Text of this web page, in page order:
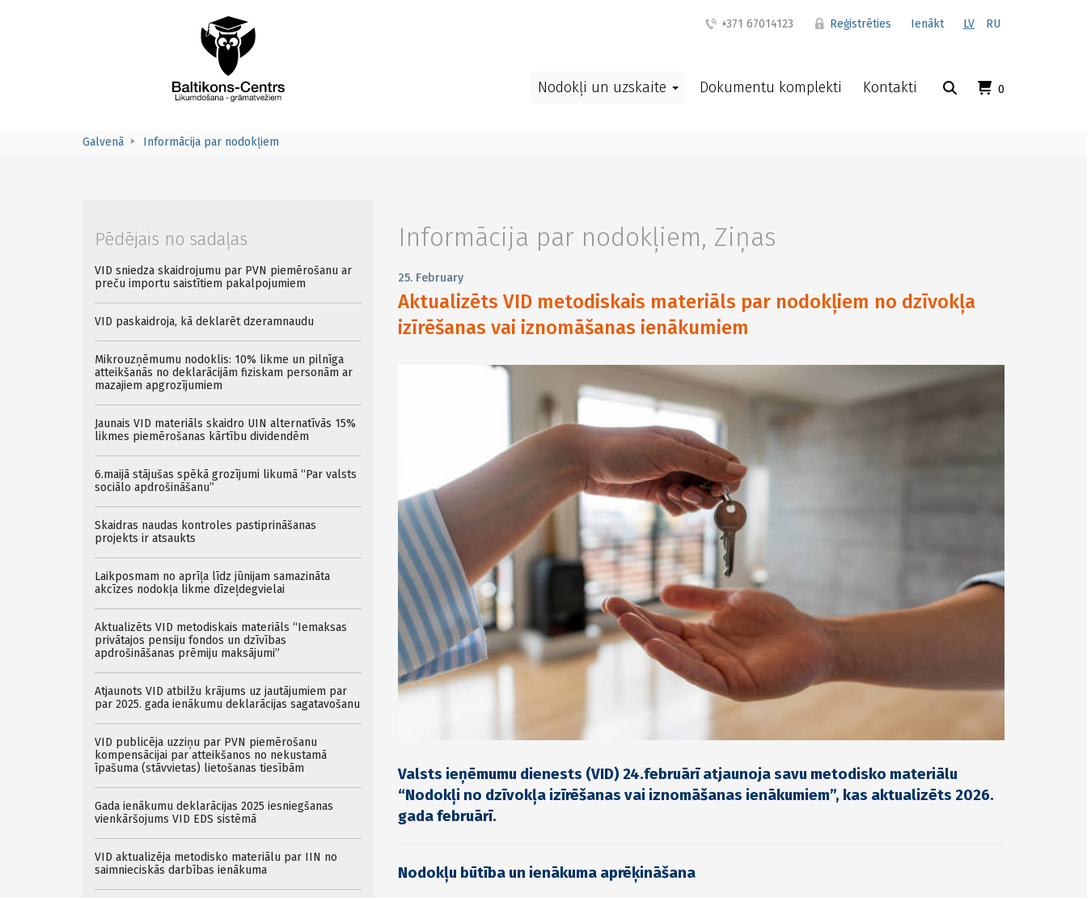
+371 67014123 Reģistrēties Ienākt LV RU
0
Nodokļi un uzskaite Dokumentu komplekti Kontakti
Galvenā Informācija par nodokļiem
Informācija par nodokļiem, Ziņas
25. February
Aktualizēts VID metodiskais materiāls par nodokļiem no dzīvokļa
izīrēšanas vai iznomāšanas ienākumiem
Valsts ieņēmumu dienests (VID) 24.februārī atjaunoja savu metodisko materiālu
“Nodokļi no dzīvokļa izīrēšanas vai iznomāšanas ienākumiem”, kas aktualizēts 2026.
gada februārī.
Nodokļu būtība un ienākuma aprēķināšana
Pēdējais no sadaļas
VID sniedza skaidrojumu par PVN piemērošanu ar
preču importu saistītiem pakalpojumiem
VID paskaidroja, kā deklarēt dzeramnaudu
Mikrouzņēmumu nodoklis: 10% likme un pilnīga
atteikšanās no deklarācijām fiziskam personām ar
mazajiem apgrozījumiem
Jaunais VID materiāls skaidro UIN alternatīvās 15%
likmes piemērošanas kārtību dividendēm
6.maijā stājušas spēkā grozījumi likumā “Par valsts
sociālo apdrošināšanu”
Skaidras naudas kontroles pastiprināšanas
projekts ir atsaukts
Laikposmam no aprīļa līdz jūnijam samazināta
akcīzes nodokļa likme dīzeļdegvielai
Aktualizēts VID metodiskais materiāls “Iemaksas
privātajos pensiju fondos un dzīvības
apdrošināšanas prēmiju maksājumi”
Atjaunots VID atbilžu krājums uz jautājumiem par
par 2025. gada ienākumu deklarācijas sagatavošanu
VID publicēja uzziņu par PVN piemērošanu
kompensācijai par atteikšanos no nekustamā
īpašuma (stāvvietas) lietošanas tiesībām
Gada ienākumu deklarācijas 2025 iesniegšanas
vienkāršojums VID EDS sistēmā
VID aktualizēja metodisko materiālu par IIN no
saimnieciskās darbības ienākuma